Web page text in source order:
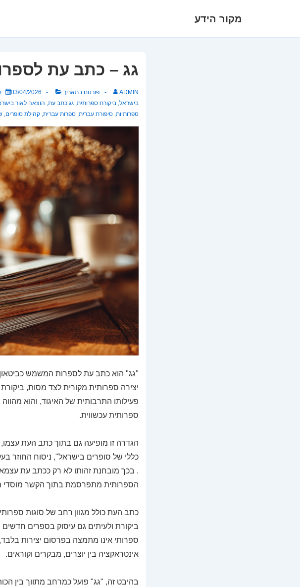
מקור הידע
גג – כתב עת
ADMIN פורסם בתאריך 03/04/2026
בישראל, ביקורת ספרותית, גג כתב עת, הוצאה לאור
ספרותיות, סיפורת עברית, ספרות עברית, קהילת סופרים,
"גג" הוא כתב עת לספרות המשמש
יצירה ספרותית מקורית לצד מסות,
פעילותו התרבותית של האיגוד, והוא
ספרותית עכשווית.
הגדרה זו מופיעה גם בתוך כתב העת
כללי של סופרים בישראל", ניסוח החוזר
. בכך מובחנת זהותו לא רק ככתב עת
הספרותית מתפרסמת בתוך הקשר מוסדי
כתב העת כולל מגוון רחב של סוגות
ביקורת ולעיתים גם עיסוק בספרים
ספרותי אינו מתמצה בפרסום יצירות
אינטראקציה בין יוצרים, מבקרים וקוראים.
בהיבט זה, "גג" פועל כמרחב מתווך בין